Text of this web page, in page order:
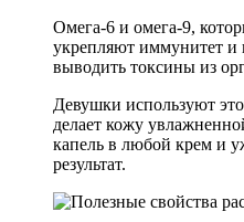
Омега-6 и омега-9,
укрепляют иммунитет и
выводить токсины из
Девушки используют
делает кожу
капель в любой крем и
результат.